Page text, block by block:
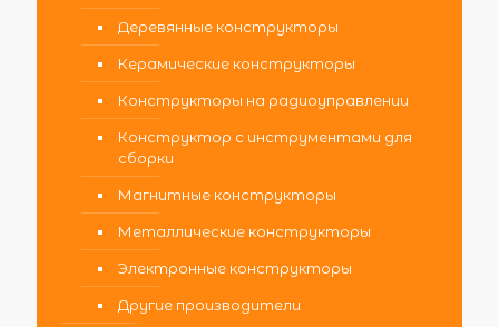
Деревянные конструкторы
Керамические конструкторы
Конструкторы на радиоуправлении
Конструктор с инструментами для
сборки
Магнитные конструкторы
Металлические конструкторы
Электронные конструкторы
Другие производители